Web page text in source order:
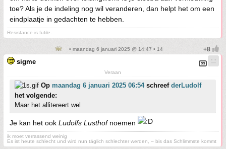
toe? Als je de indeling nog wil veranderen, dan helpt het om een
eindplaatje in gedachten te hebben.
Resistance is futile.
• maandag 6 januari 2025 @ 14:47 • 14
sigme
Veraan
Op maandag 6 januari 2025 06:54schreef derLudolf
het volgende:
Maar het allitereert wel
Je kan het ook Ludolfs Lusthofnoemen
ik moet verrassend weinig
Es ist heute schlecht und wird nun täglich schlechter werden, – bis das Schlimmste kommt